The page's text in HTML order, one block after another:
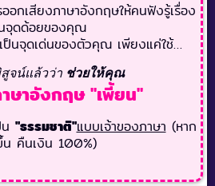
อกเสียงภาษาอังกฤษให้คนฟังรู้เรื่อง
จุดด้อยของคุณ
ป็นจุดเด่นของตัวคุณ เพียงแค่ใช้…
จน์แล้วว่า ช่วยให้คุณ
ษาอังกฤษ "เพี้ยน"
"ธรรมชาติ"แบบเจ้าของภาษา(หาก
น คืนเงิน 100%)